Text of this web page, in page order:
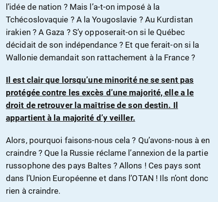
l’idée de nation ? Mais l’a-t-on imposé à la
Tchécoslovaquie ? A la Yougoslavie ? Au Kurdistan
irakien ? A Gaza ? S’y opposerait-on si le Québec
décidait de son indépendance ? Et que ferait-on si la
Wallonie demandait son rattachement à la France ?
Il est clair que lorsqu’une minorité ne se sent pas
protégée contre les excès d’une majorité, elle a le
droit de retrouver la maîtrise de son destin. Il
appartient à la majorité d’y veiller.
Alors, pourquoi faisons-nous cela ? Qu’avons-nous à en
craindre ? Que la Russie réclame l’annexion de la partie
russophone des pays Baltes ? Allons ! Ces pays sont
dans l’Union Européenne et dans l’OTAN ! Ils n’ont donc
rien à craindre.